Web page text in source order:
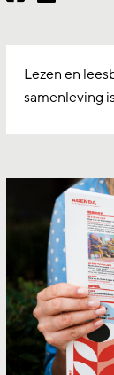
Lezen en
samenleving